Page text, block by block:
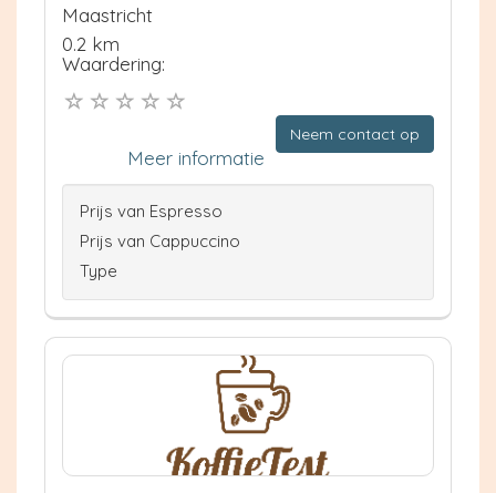
Maastricht
0.2 km
Waardering:
Neem contact op
Meer informatie
Prijs van Espresso
Prijs van Cappuccino
Type